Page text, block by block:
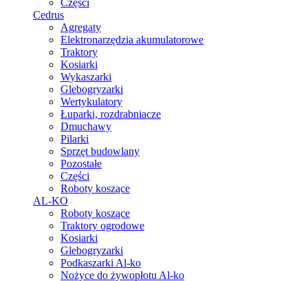
Części
Cedrus
Agregaty
Elektronarzędzia akumulatorowe
Traktory
Kosiarki
Wykaszarki
Glebogryzarki
Wertykulatory
Łuparki, rozdrabniacze
Dmuchawy
Pilarki
Sprzęt budowlany
Pozostałe
Części
Roboty koszące
AL-KO
Roboty koszące
Traktory ogrodowe
Kosiarki
Glebogryzarki
Podkaszarki Al-ko
Nożyce do żywopłotu Al-ko